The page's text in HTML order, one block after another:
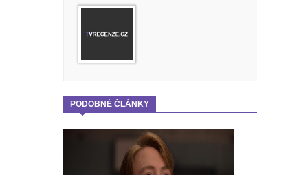
PODOBNÉ ČLÁNKY